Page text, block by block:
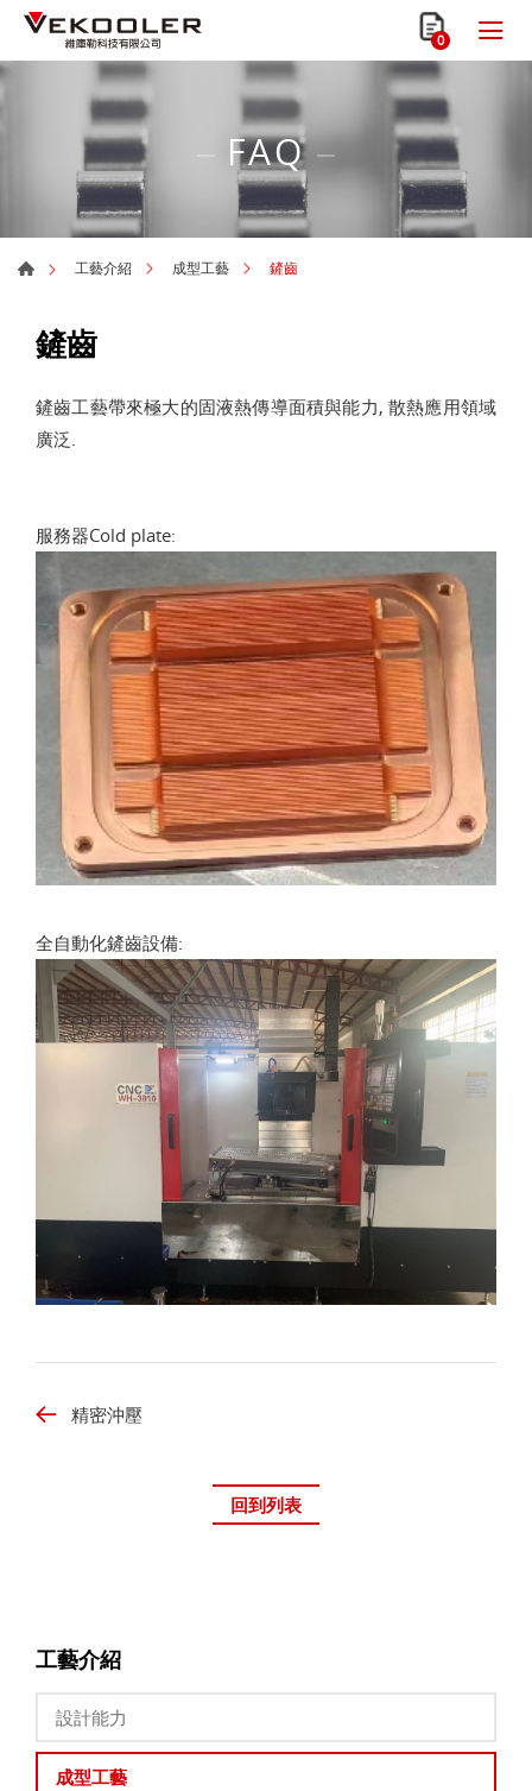
0
FAQ
工藝介紹 成型工藝 鏟齒
鏟齒
鏟齒工藝帶來極大的固液熱傳導面積與能力, 散熱應用領域
廣泛.
服務器Cold plate:
全自動化鏟齒設備:
精密沖壓
回到列表
工藝介紹
設計能力
成型工藝